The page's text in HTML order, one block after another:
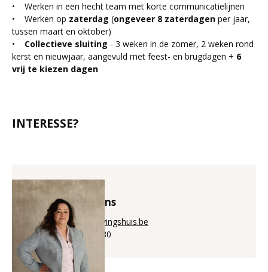
• Werken in een hecht team met korte communicatielijnen
• Werken op zaterdag (ongeveer 8 zaterdagen per jaar,
tussen maart en oktober)
• Collectieve sluiting - 3 weken in de zomer, 2 weken rond
kerst en nieuwjaar, aangevuld met feest- en brugdagen + 6
vrij te kiezen dagen
INTERESSE?
Annick Puystiens
annick@aanwervingshuis.be
+32 (0)56 225 880